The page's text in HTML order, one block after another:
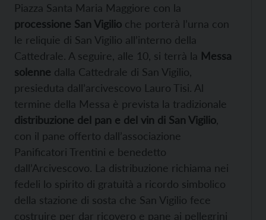
Piazza Santa Maria Maggiore con la
processione San Vigilio che porterà l’urna con
le reliquie di San Vigilio all’interno della
Cattedrale. A seguire, alle 10, si terrà la Messa
solenne dalla Cattedrale di San Vigilio,
presieduta dall’arcivescovo Lauro Tisi. Al
termine della Messa è prevista la tradizionale
distribuzione del pan e del vin di San Vigilio
con il pane offerto dall’associazione
Panificatori Trentini e benedetto
dall’Arcivescovo. La distribuzione richiama nei
fedeli lo spirito di gratuità a ricordo simbolico
della stazione di sosta che San Vigilio fece
costruire per dar ricovero e pane ai pellegrini